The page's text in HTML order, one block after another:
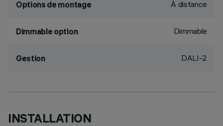
Options de montage À distance
Dimmable option Dimmable
Gestion DALI-2
INSTALLATION